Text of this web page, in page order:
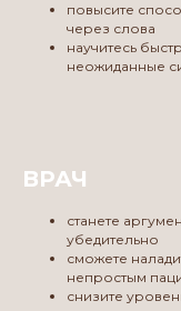
повысите
через слова
научитесь
неожиданные
ВРАЧ
станете
убедительно
сможете
непростым
снизите